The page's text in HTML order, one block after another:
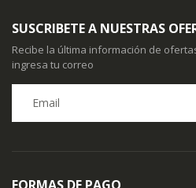
SUSCRIBETE A NUESTRAS
Recibe la última información de
ingresa tu correo